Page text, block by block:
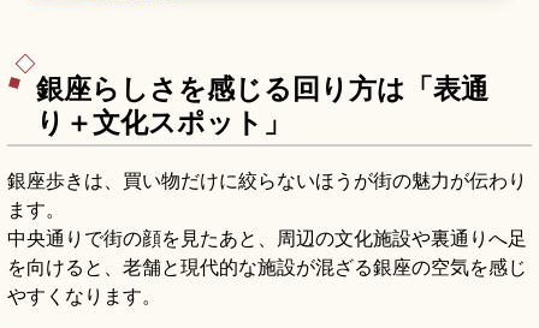
銀座らしさを感じる回り方は「表通
り＋文化スポット」
銀座歩きは、買い物だけに絞らないほうが街の魅力が伝わり
ます。
中央通りで街の顔を見たあと、周辺の文化施設や裏通りへ足
を向けると、老舗と現代的な施設が混ざる銀座の空気を感じ
やすくなります。